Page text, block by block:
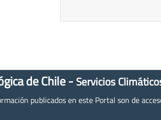
de Chile - Servicios
publicados en este Portal son de